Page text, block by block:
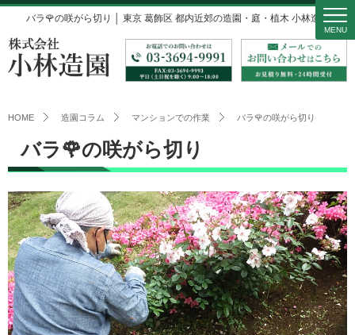
バラ🌹の咲がら切り │ 東京 葛飾区 都内近郊の造園・庭・植木 小林造園
MENU
HOME 造園コラム マンションでの作業 バラ🌹の咲がら切り
バラ🌹の咲がら切り